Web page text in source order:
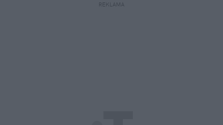
REKLAMA